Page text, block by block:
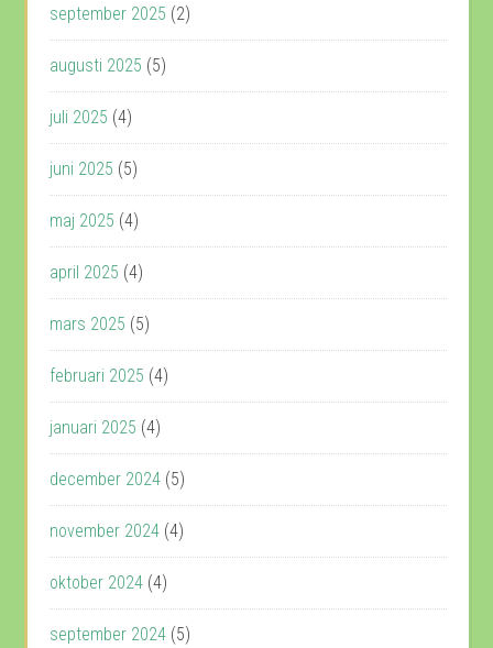
september 2025 (2)
augusti 2025 (5)
juli 2025 (4)
juni 2025 (5)
maj 2025 (4)
april 2025 (4)
mars 2025 (5)
februari 2025 (4)
januari 2025 (4)
december 2024 (5)
november 2024 (4)
oktober 2024 (4)
september 2024 (5)